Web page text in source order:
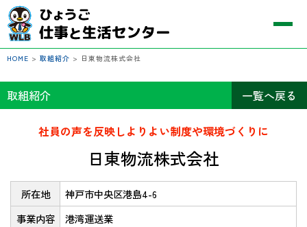
HOME > 取組紹介 > 日東物流株式会社
取組紹介 一覧へ戻る
社員の声を反映しよりよい制度や環境づくりに
日東物流株式会社
所在地
神戸市中央区港島4-6
事業内容
港湾運送業